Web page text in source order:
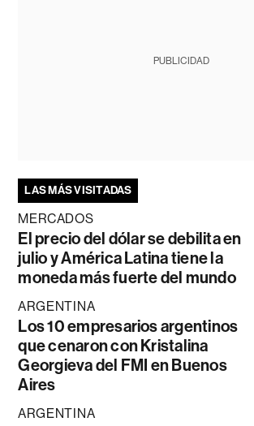
PUBLICIDAD
LAS MÁS VISITADAS
MERCADOS
El precio del dólar se debilita en
julio y América Latina tiene la
moneda más fuerte del mundo
ARGENTINA
Los 10 empresarios argentinos
que cenaron con Kristalina
Georgieva del FMI en Buenos
Aires
ARGENTINA